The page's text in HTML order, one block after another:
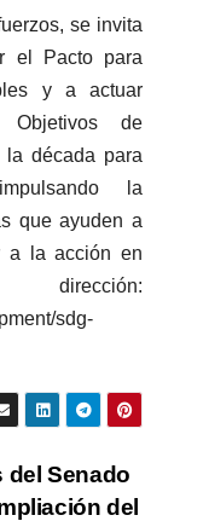
se invita
el Pacto para
y a actuar
de
la década para
la
que ayuden a
a la acción en
sdg-
del Senado
del